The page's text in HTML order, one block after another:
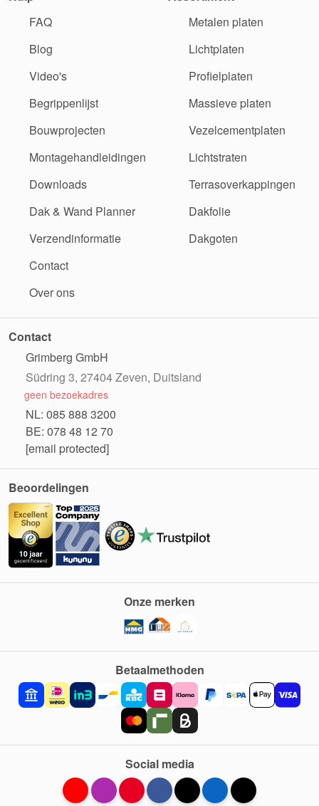
FAQ
Blog
Video's
Begrippenlijst
Bouwprojecten
Montagehandleidingen
Downloads
Dak & Wand Planner
Verzendinformatie
Contact
Over ons
Metalen platen
Lichtplaten
Profielplaten
Massieve platen
Vezelcementplaten
Lichtstraten
Terrasoverkappingen
Dakfolie
Dakgoten
Contact
Grimberg GmbH
Südring 3, 27404 Zeven, Duitsland
geen bezoekadres
NL: 085 888 3200
BE: 078 48 12 70
[email protected]
Beoordelingen
Betaalmethoden
Onze merken
Social media